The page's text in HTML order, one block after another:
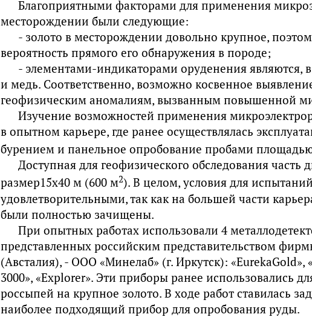
Благоприятными факторами для применения
месторождении были следующие:
- золото в месторождении довольно крупное,
вероятность прямого его обнаружения в породе;
- элементами-индикаторами оруденения являются, в
и медь. Соответственно, возможно косвенное
геофизическим аномалиям, вызванным повышенной
Изучение возможностей применения
в опытном карьере, где ранее осуществлялась
бурением и панельное опробование пробами
Доступная для геофизического обследования часть
размер15x40 м (600 м2). В целом, условия для
удовлетворительными, так как на большей части
были полностью зачищены.
При опытных работах использовали 4
представленных российским представительством
(Австалия), - ООО «Минелаб» (г. Иркутск): «EurekaGold»,
3000», «Explorer». Эти приборы ранее использовались
россыпей на крупное золото. В ходе работ ставилась
наиболее подходящий прибор для опробования руды.